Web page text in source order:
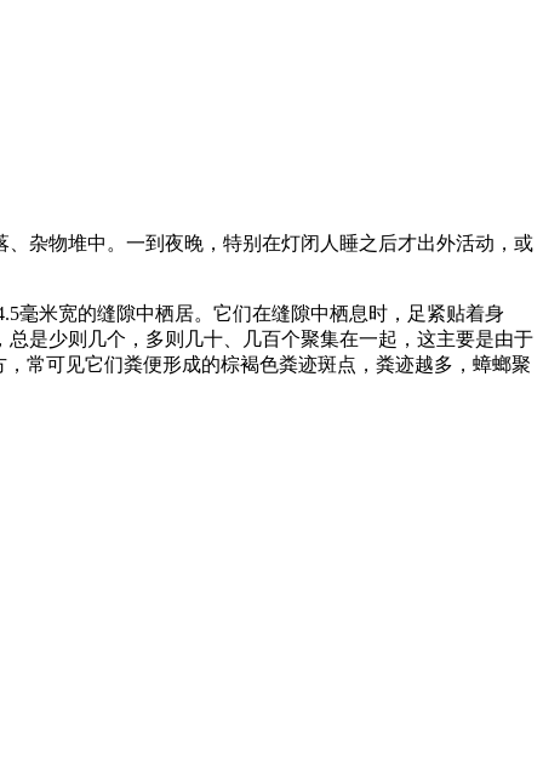
杂物堆中。一到夜晚，特别在灯闭人睡之后才出外活动，或
毫米宽的缝隙中栖居。它们在缝隙中栖息时，足紧贴着身
是少则几个，多则几十、几百个聚集在一起，这主要是由于
常可见它们粪便形成的棕褐色粪迹斑点，粪迹越多，蟑螂聚